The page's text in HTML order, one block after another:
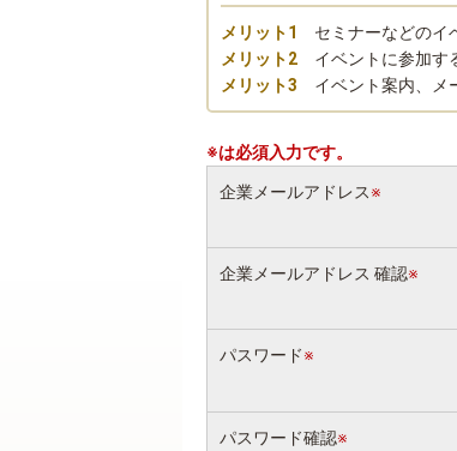
メリット1
セミナーなどのイ
メリット2 イベントに参加す
メリット3 イベント案内、メ
※は必須入力です。
企業メールアドレス※
企業メールアドレス 確認※
パスワード※
パスワード確認※